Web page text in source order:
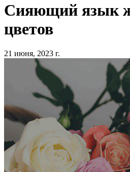
Сияющий язык
цветов
21 июня, 2023 г.